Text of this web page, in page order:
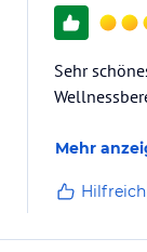
Sehr
Mehr
Hilfreich